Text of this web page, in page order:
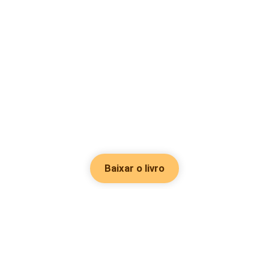
Baixar o livro